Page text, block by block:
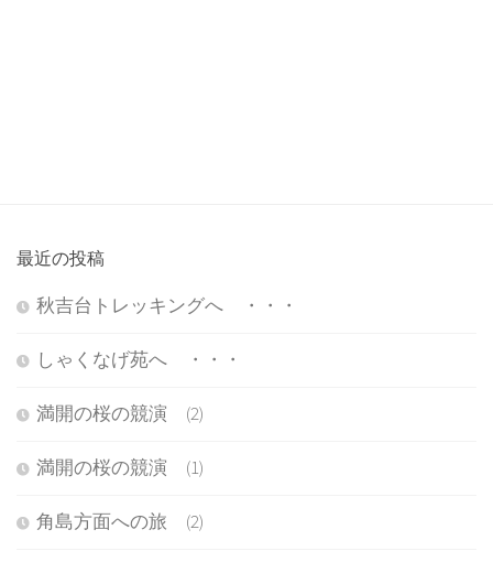
最近の投稿
秋吉台トレッキングへ ・・・
しゃくなげ苑へ ・・・
満開の桜の競演 (2)
満開の桜の競演 (1)
角島方面への旅 (2)